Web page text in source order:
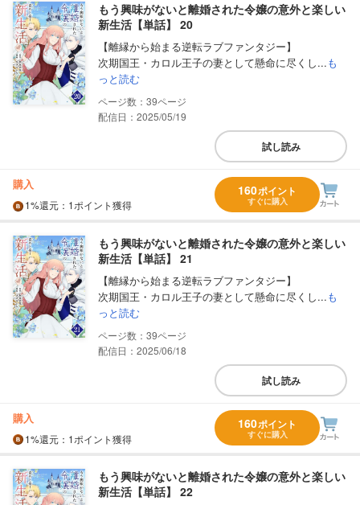
もう興味がないと離婚された令嬢の意外と楽しい
新生活【単話】 20
【離縁から始まる逆転ラブファンタジー】
次期国王・カロル王子の妻として懸命に尽くし...も
っと読む
39
配信日：2025/05/19
試し読み
購入
1%還元 ：1ポイント獲得
160ポイント
すぐに購入
もう興味がないと離婚された令嬢の意外と楽しい
新生活【単話】 21
【離縁から始まる逆転ラブファンタジー】
次期国王・カロル王子の妻として懸命に尽くし...も
っと読む
39
配信日：2025/06/18
試し読み
購入
1%還元 ：1ポイント獲得
160ポイント
すぐに購入
もう興味がないと離婚された令嬢の意外と楽しい
新生活【単話】 22